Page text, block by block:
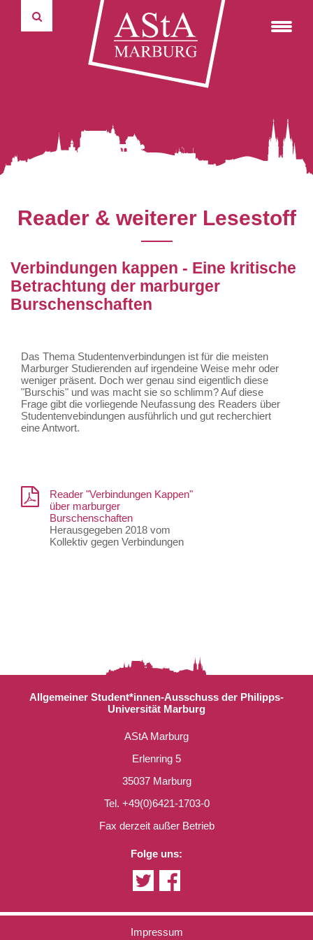
Informations- & Kommunikationstechnik
Über uns
Reader & weiterer Lesestoff
Verbindungen kappen - Eine kritische
Betrachtung der marburger
Burschenschaften
Das Thema Studentenverbindungen ist für die meisten
Marburger Studierenden auf irgendeine Weise mehr oder
weniger präsent. Doch wer genau sind eigentlich diese
"Burschis" und was macht sie so schlimm? Auf diese
Frage gibt die vorliegende Neufassung des Readers über
Studentenvebindungen ausführlich und gut recherchiert
eine Antwort.
Reader "Verbindungen Kappen"
über marburger
Burschenschaften
Herausgegeben 2018 vom
Kollektiv gegen Verbindungen
Impressum
Allgemeiner Student*innen-Ausschuss der Philipps-
Universität Marburg
Folge uns:
AStA Marburg
Erlenring 5
35037 Marburg
Tel. +49(0)6421-1703-0
Fax derzeit außer Betrieb